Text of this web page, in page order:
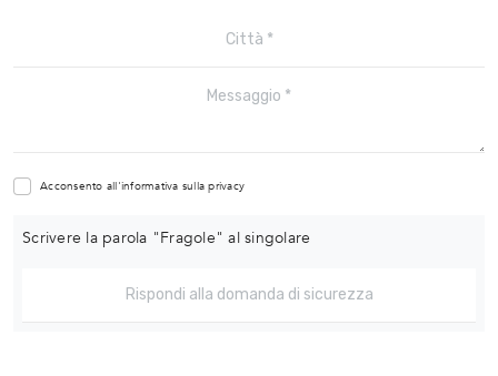
Acconsento all'informativa sullaprivacy
Scrivere la parola "Fragole" al singolare